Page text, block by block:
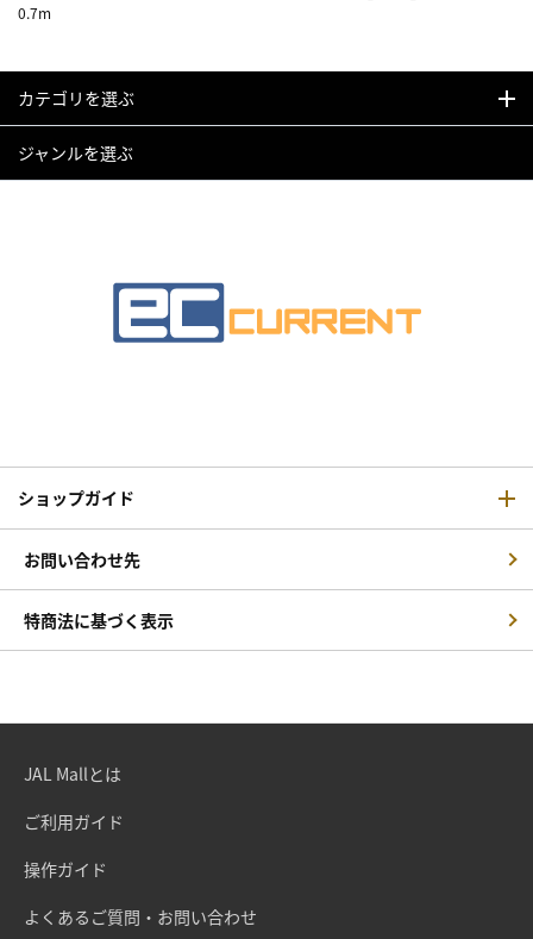
0.7m
カテゴリを選ぶ
ジャンルを選ぶ
ショップガイド
お問い合わせ先
特商法に基づく表示
JAL Mallとは
ご利用ガイド
操作ガイド
よくあるご質問・お問い合わせ